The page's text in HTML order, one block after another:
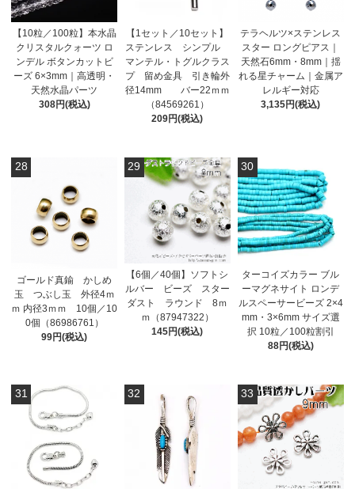
【10粒／100粒】本水晶
クリスタルクォーツ ロ
ンデル ボタンカットビ
ーズ 6×3mm｜高透明・
天然水晶パーツ
308円(税込)
【1セット／10セット】
ステンレス シンプル
マンテル・トグルクラス
プ 留め金具 引き輪外
径14mm バー22ｍｍ
（84569261）
209円(税込)
テラヘルツ×ステンレス
スター ロングピアス｜
天然石6mm・8mm｜揺
れる星チャーム｜金属ア
レルギー対応
3,135円(税込)
28
ゴールド真鍮 かしめ
玉 つぶし玉 外径4ｍ
ｍ 内径3ｍｍ 10個／10
0個（86986761）
99円(税込)
29
【6個／40個】ソフトシ
ルバー ビーズ スター
ダスト ラウンド 8ｍ
ｍ（87947322）
145円(税込)
30
ターコイズカラー ブル
ーマグネサイト ロンデ
ルスペーサービーズ 2×4
mm・3×6mm サイズ選
択 10粒／100粒割引
88円(税込)
31 32 33